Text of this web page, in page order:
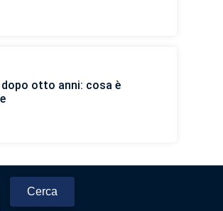
dopo otto anni: cosa è